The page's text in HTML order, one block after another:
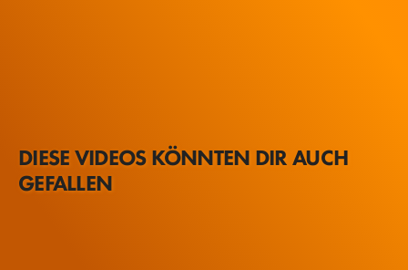
DIESE VIDEOS KÖNNTEN DIR AUCH
GEFALLEN